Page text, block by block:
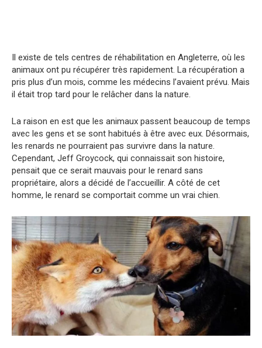
Il existe de tels centres de réhabilitation en Angleterre, où les
animaux ont pu récupérer très rapidement. La récupération a
pris plus d’un mois, comme les médecins l’avaient prévu. Mais
il était trop tard pour le relâcher dans la nature.
La raison en est que les animaux passent beaucoup de temps
avec les gens et se sont habitués à être avec eux. Désormais,
les renards ne pourraient pas survivre dans la nature.
Cependant, Jeff Groycock, qui connaissait son histoire,
pensait que ce serait mauvais pour le renard sans
propriétaire, alors a décidé de l’accueillir. A côté de cet
homme, le renard se comportait comme un vrai chien.